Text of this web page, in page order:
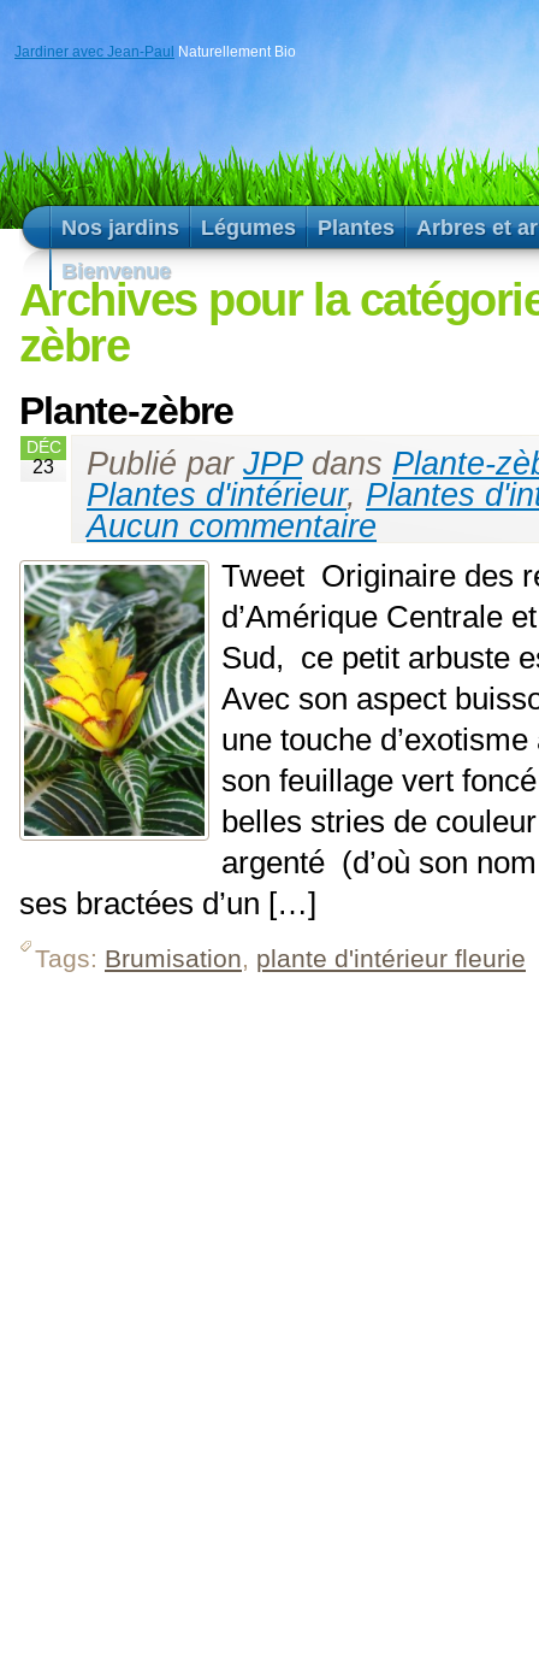
Jardiner avec Jean-Paul Naturellement Bio
Nos jardins Légumes Plantes
Arbres et
Bienvenue
Archives pour la
zèbre
Plante-zèbre
DÉC
23 Publié par JPPdans Plante-
Plantes d'intérieur, Plantes
Aucun commentaire
Tweet Originaire des
d’Amérique Centrale
Sud, ce petit arbuste
Avec son aspect
une touche
son feuillage vert
belles stries de
argenté (d’où son
ses bractées d’un […]
Tags: Brumisation, plante d'intérieur fleurie